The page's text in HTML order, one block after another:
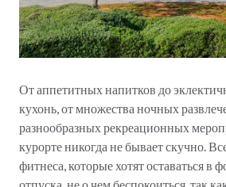
От аппетитных напитков до
кухонь, от множества ночных
разнообразных рекреационных
курорте никогда не бывает скучно.
фитнеса, которые хотят оставаться в